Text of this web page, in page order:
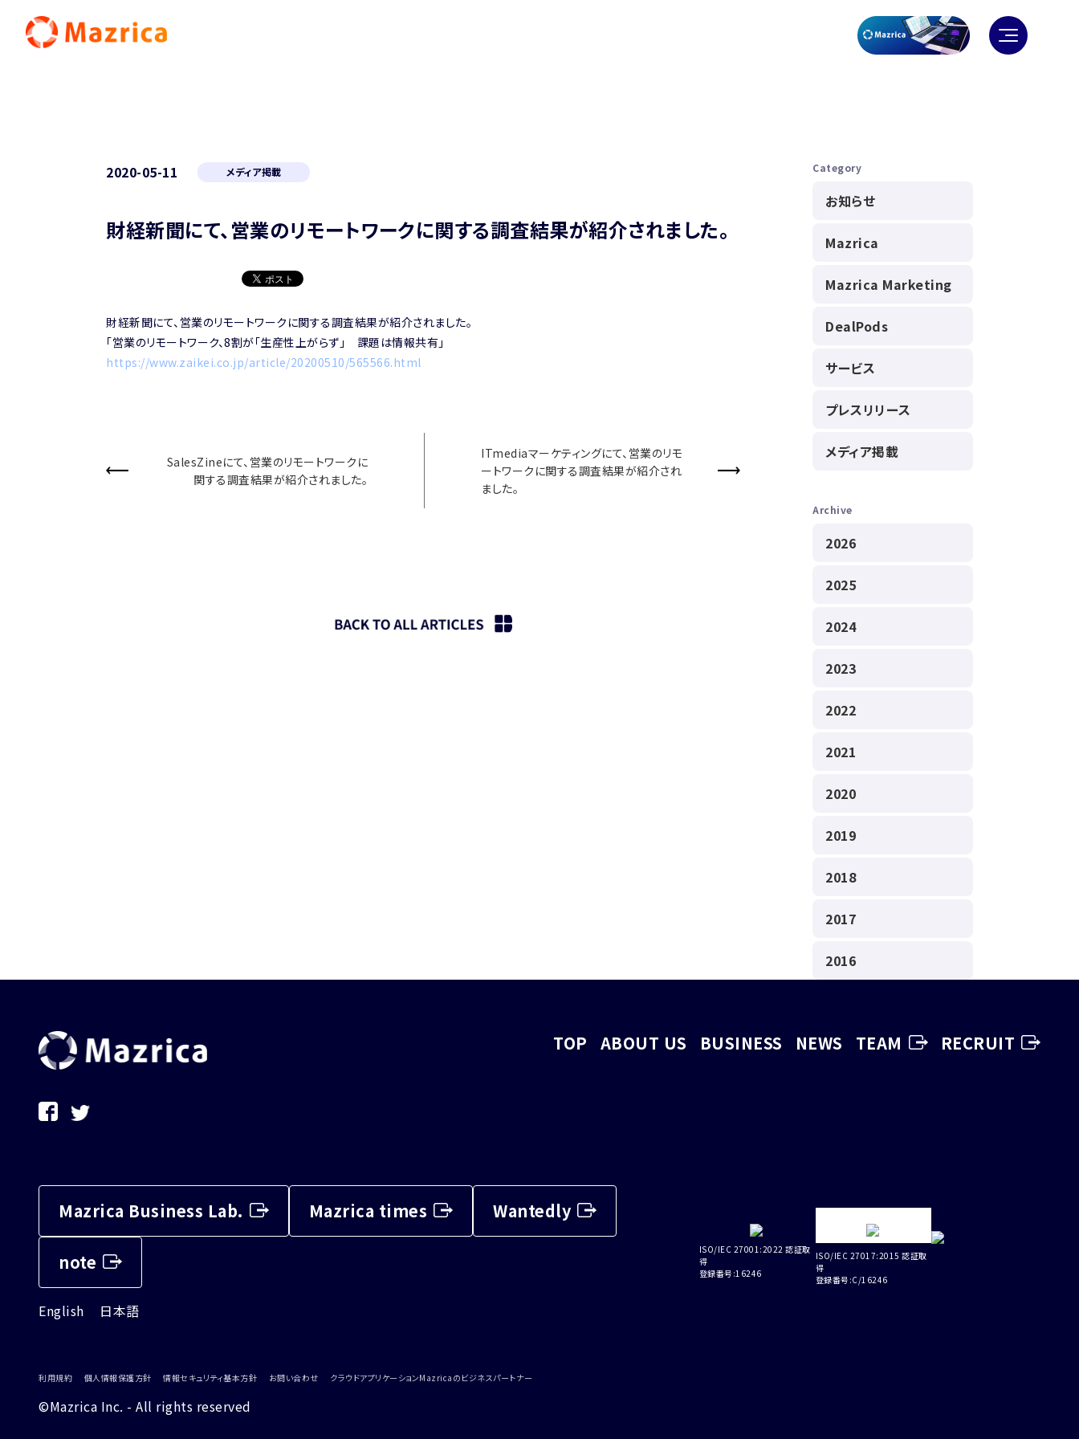
2020-05-11 メディア掲載
財経新聞にて、営業のリモートワークに関する調査結果が紹介されました。
財経新聞にて、営業のリモートワークに関する調査結果が紹介されました。
「営業のリモートワーク、8割が「生産性上がらず」 課題は情報共有」
https://www.zaikei.co.jp/article/20200510/565566.html
SalesZineにて、営業のリモートワークに
関する調査結果が紹介されました。
ITmediaマーケティングにて、営業のリモ
ートワークに関する調査結果が紹介され
ました。
Category
お知らせ
Mazrica
Mazrica Marketing
DealPods
サービス
プレスリリース
メディア掲載
Archive
2026
2025
2024
2023
2022
2021
2020
2019
2018
2017
2016
TOP ABOUT US BUSINESS NEWS TEAM RECRUIT
Mazrica Business Lab. Mazrica times Wantedly
note
English 日本語
利用規約 個人情報保護方針 情報セキュリティ基本方針 お問い合わせ クラウドアプリケーションMazricaのビジネスパートナー
©Mazrica Inc. - All rights reserved
ISO/IEC 27001:2022 認証取
得
登録番号:16246
ISO/IEC 27017:2015 認証取
得
登録番号:C/16246